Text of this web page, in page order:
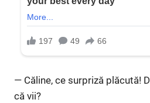
— Căline, ce surpriză plăcută!
că vii?